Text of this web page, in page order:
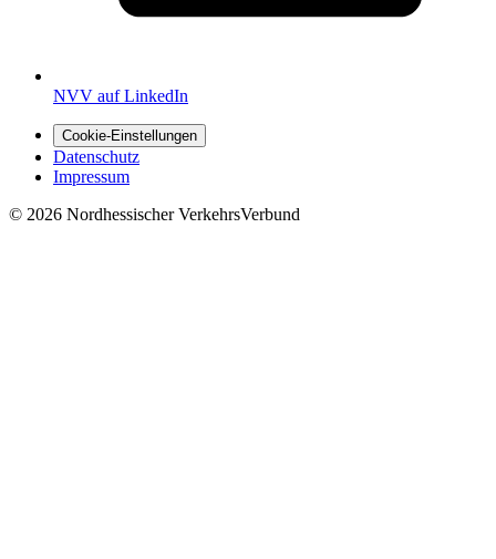
NVV auf LinkedIn
Cookie-Einstellungen
Datenschutz
Impressum
© 2026 Nordhessischer VerkehrsVerbund